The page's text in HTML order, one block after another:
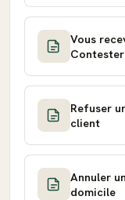
Vous
Refuser
client
Annuler
domicile